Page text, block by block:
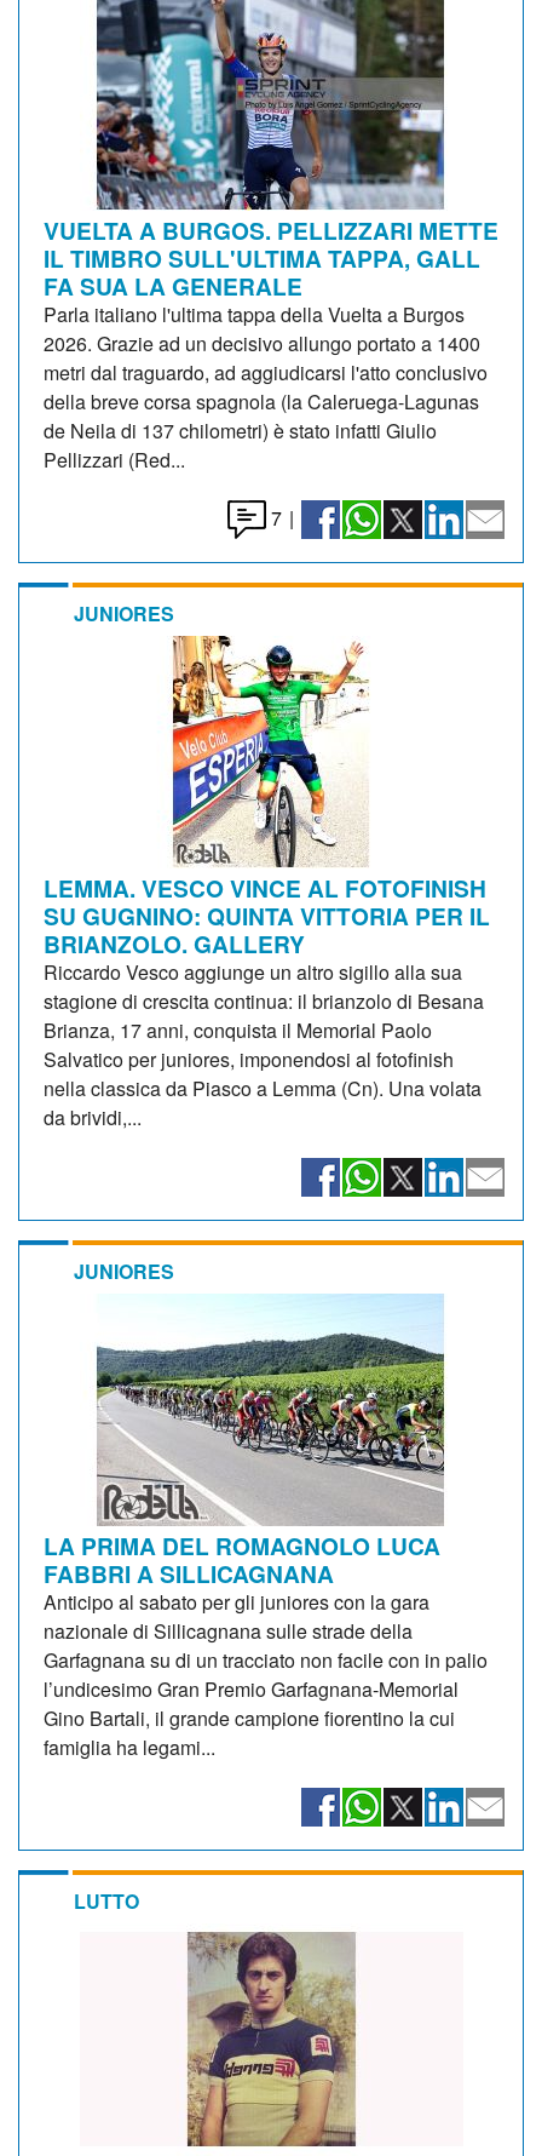
VUELTA A BURGOS. PELLIZZARI METTE
IL TIMBRO SULL'ULTIMA TAPPA, GALL
FA SUA LA GENERALE
Parla italiano l'ultima tappa della Vuelta a Burgos
2026. Grazie ad un decisivo allungo portato a 1400
metri dal traguardo, ad aggiudicarsi l'atto conclusivo
della breve corsa spagnola (la Caleruega-Lagunas
de Neila di 137 chilometri) è stato infatti Giulio
Pellizzari (Red...
7 |
JUNIORES
LEMMA. VESCO VINCE AL FOTOFINISH
SU GUGNINO: QUINTA VITTORIA PER IL
BRIANZOLO. GALLERY
Riccardo Vesco aggiunge un altro sigillo alla sua
stagione di crescita continua: il brianzolo di Besana
Brianza, 17 anni, conquista il Memorial Paolo
Salvatico per juniores, imponendosi al fotofinish
nella classica da Piasco a Lemma (Cn). Una volata
da brividi,...
JUNIORES
LA PRIMA DEL ROMAGNOLO LUCA
FABBRI A SILLICAGNANA
Anticipo al sabato per gli juniores con la gara
nazionale di Sillicagnana sulle strade della
Garfagnana su di un tracciato non facile con in palio
l’undicesimo Gran Premio Garfagnana-Memorial
Gino Bartali, il grande campione fiorentino la cui
famiglia ha legami...
LUTTO